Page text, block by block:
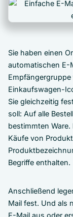
Sie haben einen
automatischen E-
Einkaufswagen-
Sie gleichzeitig
soll: Auf alle
bestimmten
Käufe von
Begriffe enthalten.
Anschließend
Mail fest. Und als
E-Mail aus oder